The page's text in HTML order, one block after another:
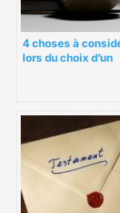
4 choses à
lors du choix d’un